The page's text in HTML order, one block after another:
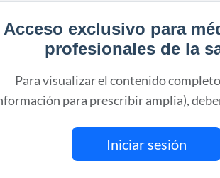
Acceso exclusivo para
profesionales de la
Para visualizar el contenido
para prescribir amplia),
Iniciar sesión